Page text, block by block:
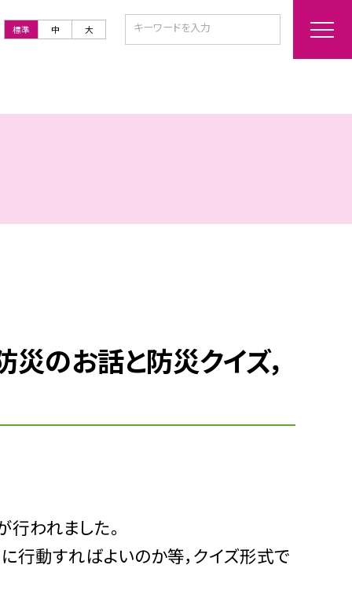
標準 中 大
災のお話と防災クイズ，
行われました。
行動すればよいのか等，クイズ形式で